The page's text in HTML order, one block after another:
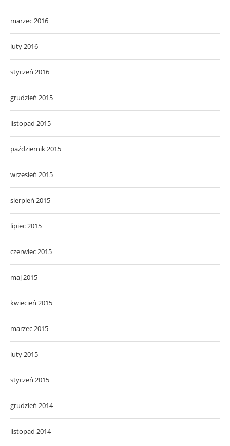
marzec 2016
luty 2016
styczeń 2016
grudzień 2015
listopad 2015
październik 2015
wrzesień 2015
sierpień 2015
lipiec 2015
czerwiec 2015
maj 2015
kwiecień 2015
marzec 2015
luty 2015
styczeń 2015
grudzień 2014
listopad 2014